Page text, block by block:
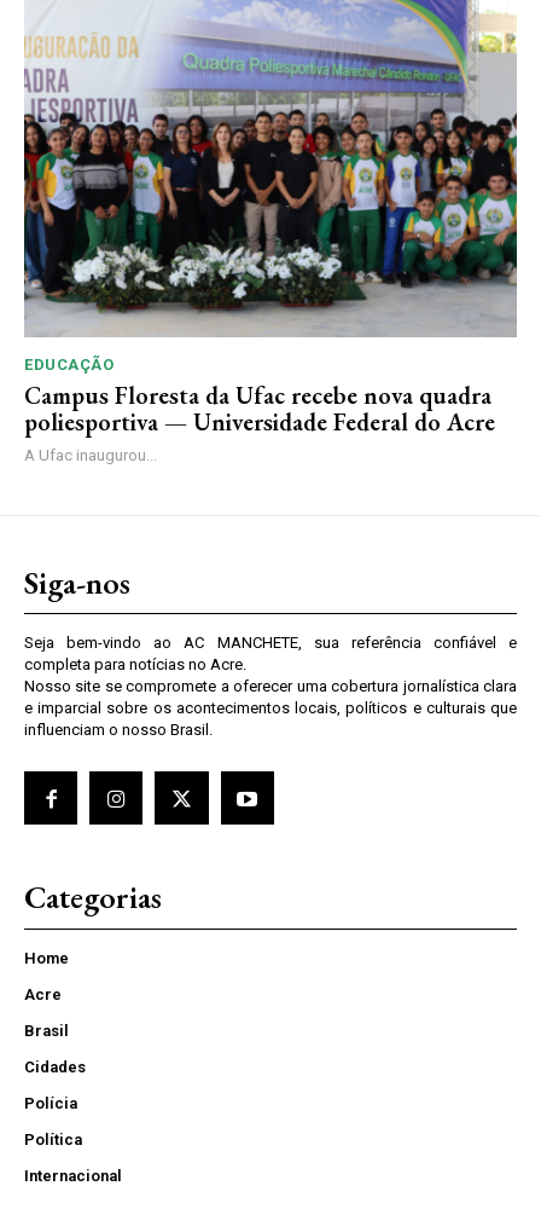
EDUCAÇÃO
Campus Floresta da Ufac recebe nova quadra
poliesportiva — Universidade Federal do Acre
A Ufac inaugurou...
Siga-nos
Seja bem-vindo ao AC MANCHETE, sua referência confiável e
completa para notícias no Acre.
Nosso site se compromete a oferecer uma cobertura jornalística clara
e imparcial sobre os acontecimentos locais, políticos e culturais que
influenciam o nosso Brasil.
Categorias
Home
Acre
Brasil
Cidades
Polícia
Política
Internacional